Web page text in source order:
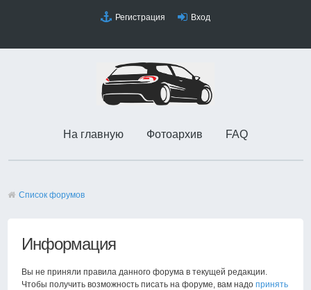
Регистрация Вход
На главную Фотоархив FAQ
Список форумов
Информация
Вы не приняли правила данного форума в текущей редакции.
Чтобы получить возможность писать на форуме, вам надопринять